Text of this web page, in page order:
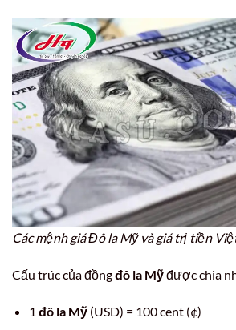
Các mệnh giá Đô la Mỹ và giá trị tiền
Cấu trúc của đồngđô la Mỹđược chia
1 đô la Mỹ(USD) = 100 cent (¢)